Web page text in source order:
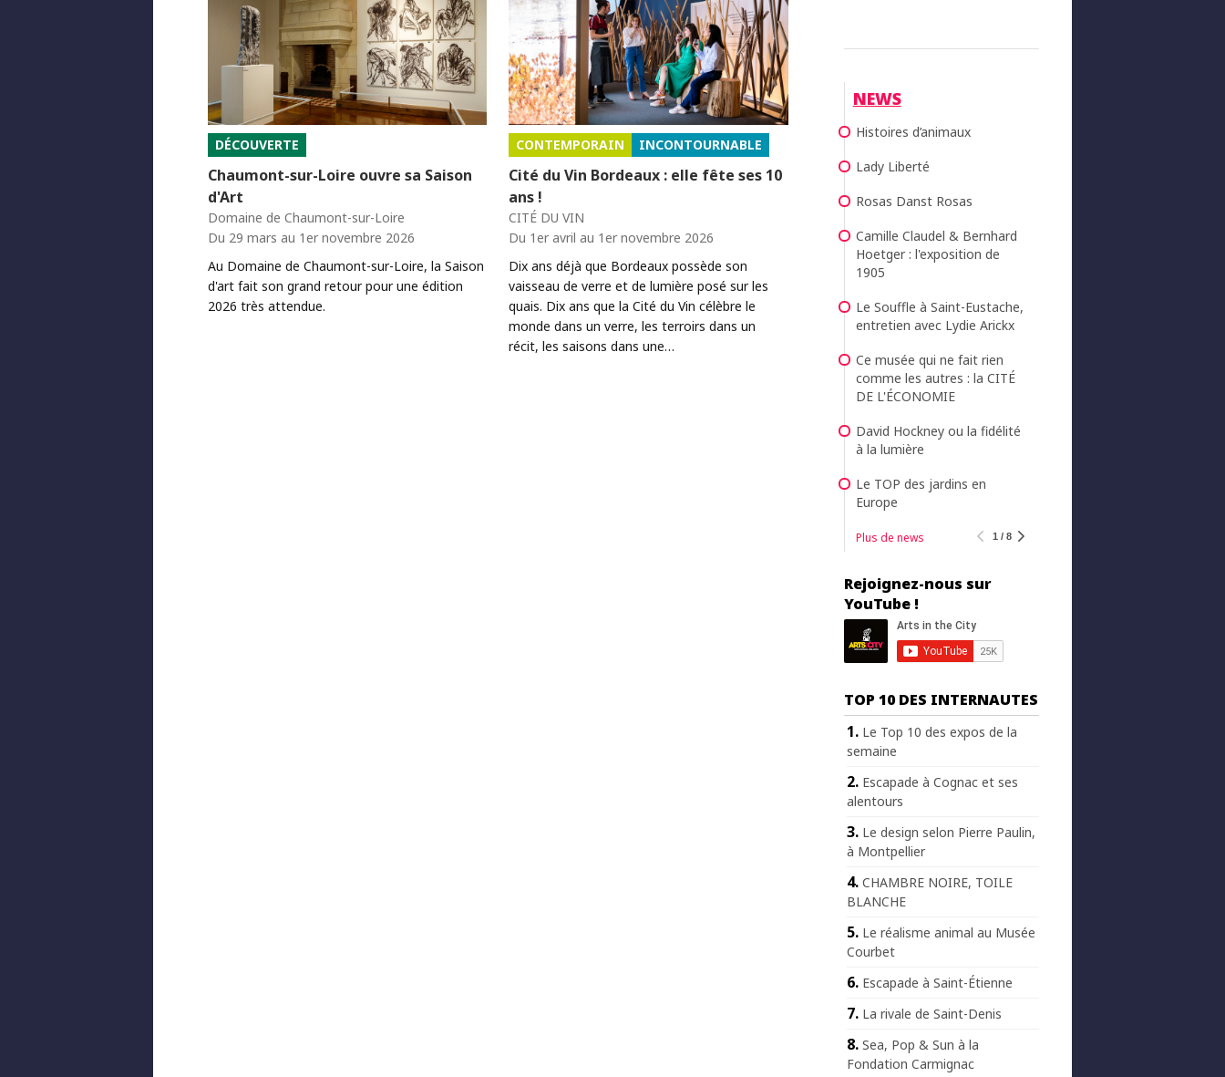
DÉCOUVERTE
Chaumont-sur-Loire ouvre sa Saison
d'Art
Domaine de Chaumont-sur-Loire
Du 29 mars au 1er novembre 2026
Au Domaine de Chaumont-sur-Loire, la Saison
d'art fait son grand retour pour une édition
2026 très attendue.
CONTEMPORAIN INCONTOURNABLE
Cité du Vin Bordeaux : elle fête ses 10
ans !
CITÉ DU VIN
Du 1er avril au 1er novembre 2026
Dix ans déjà que Bordeaux possède son
vaisseau de verre et de lumière posé sur les
quais. Dix ans que la Cité du Vin célèbre le
monde dans un verre, les terroirs dans un
récit, les saisons dans une…
NEWS
Histoires d’animaux
Lady Liberté
Rosas Danst Rosas
Camille Claudel & Bernhard
Hoetger : l'exposition de
1905
Le Souffle à Saint-Eustache,
entretien avec Lydie Arickx
Ce musée qui ne fait rien
comme les autres : la CITÉ
DE L'ÉCONOMIE
David Hockney ou la fidélité
à la lumière
Le TOP des jardins en
Europe
Plus de news 1 / 8
Rejoignez-nous sur
YouTube !
TOP 10 DES INTERNAUTES
Le Top 10 des expos de la
semaine
Escapade à Cognac et ses
alentours
Le design selon Pierre Paulin,
à Montpellier
CHAMBRE NOIRE, TOILE
BLANCHE
Le réalisme animal au Musée
Courbet
Escapade à Saint-Étienne
La rivale de Saint-Denis
Sea, Pop & Sun à la
Fondation Carmignac